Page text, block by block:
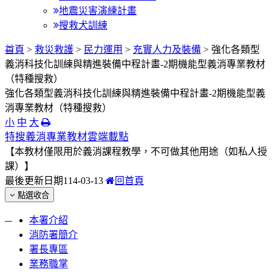
地震災害演練計畫
搜救犬訓練
:::
首頁 > 救災救護 > 民力運用 > 充實人力及裝備 > 強化各類型
義消科技化訓練與精進裝備中程計畫-2期機能型義消專業教材
（特種搜救）
強化各類型義消科技化訓練與精進裝備中程計畫-2期機能型義
消專業教材（特種搜救）
小 中 大
特搜義消專業教材雲端載點
【本教材僅限用於義消課程教學，不可做其他用途（如私人授
課）】
最後更新日期114-03-13 回首頁
點選收合
本署介紹
消防署簡介
署長專區
業務職掌